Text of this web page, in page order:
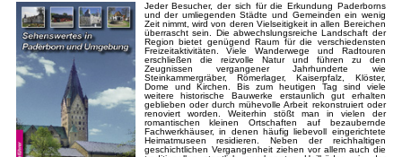
Jeder Besucher, der sich für die Erkundung Paderborns
und der umliegenden Städte und Gemeinden ein wenig
Zeit nimmt, wird von deren Vielseitigkeit in allen Bereichen
überrascht sein. Die abwechslungsreiche Landschaft der
Region bietet genügend Raum für die verschiedensten
Freizeitaktivitäten. Viele Wanderwege und Radtouren
erschließen die reizvolle Natur und führen zu den
Zeugnissen vergangener Jahrhunderte wie
Steinkammergräber, Römerlager, Kaiserpfalz, Klöster,
Dome und Kirchen. Bis zum heutigen Tag sind viele
weitere historische Bauwerke erstaunlich gut erhalten
geblieben oder durch mühevolle Arbeit rekonstruiert oder
renoviert worden. Weiterhin stößt man in vielen der
romantischen kleinen Ortschaften auf bezaubernde
Fachwerkhäuser, in denen häufig liebevoll eingerichtete
Heimatmuseen residieren. Neben der reichhaltigen
geschichtlichen Vergangenheit ziehen vor allem auch die